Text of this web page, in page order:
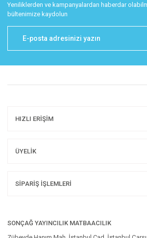
Yeniliklerden ve kampanyalardan haberdar
bültenimize kaydolun
HIZLI ERİŞİM
ÜYELİK
SİPARİŞ İŞLEMLERİ
SONÇAĞ YAYINCILIK MATBAACILIK